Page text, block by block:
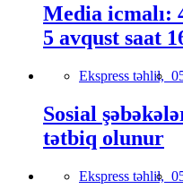
Media icmalı:
5 avqust saat
Ekspress təhlil,
Sosial
tətbiq olunur
Ekspress təhlil,